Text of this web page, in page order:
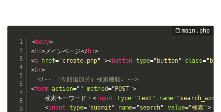
<body>
<h1>メインページ</ h1>
<a href="create.php" ><button type=" button" class="
<br>
<!-- （今回追加分）検索機能↓ -->
<form action=" " method=" POST">
    検索キーワード：
<input type="text " name="search_word
<input type="submit " name= "search" value="検索">